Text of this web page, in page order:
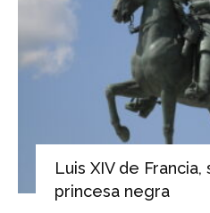
Luis XIV de
princesa negra